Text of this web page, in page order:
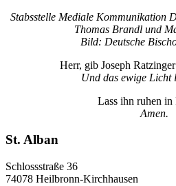
Stabsstelle Mediale Kommunikation
Thomas Brandl und
Bild: Deutsche
Herr, gib Joseph
Und das ewige Licht
Lass ihn ruhen in
Amen.
St. Alban
Schlossstraße 36
74078 Heilbronn-Kirchhausen